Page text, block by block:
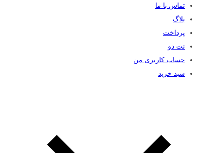
تماس با ما
بلاگ
پرداخت
نت دو
حساب کاربری من
سبد خرید